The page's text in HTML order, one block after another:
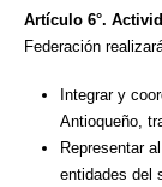
Artículo 6°.
Federación
Integrar y
Antioqueño,
Representar
entidades del